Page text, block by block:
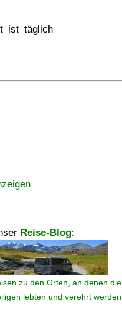
ist täglich
Reise-Blog:
zu den Orten, an denen die
lebten und verehrt werden.